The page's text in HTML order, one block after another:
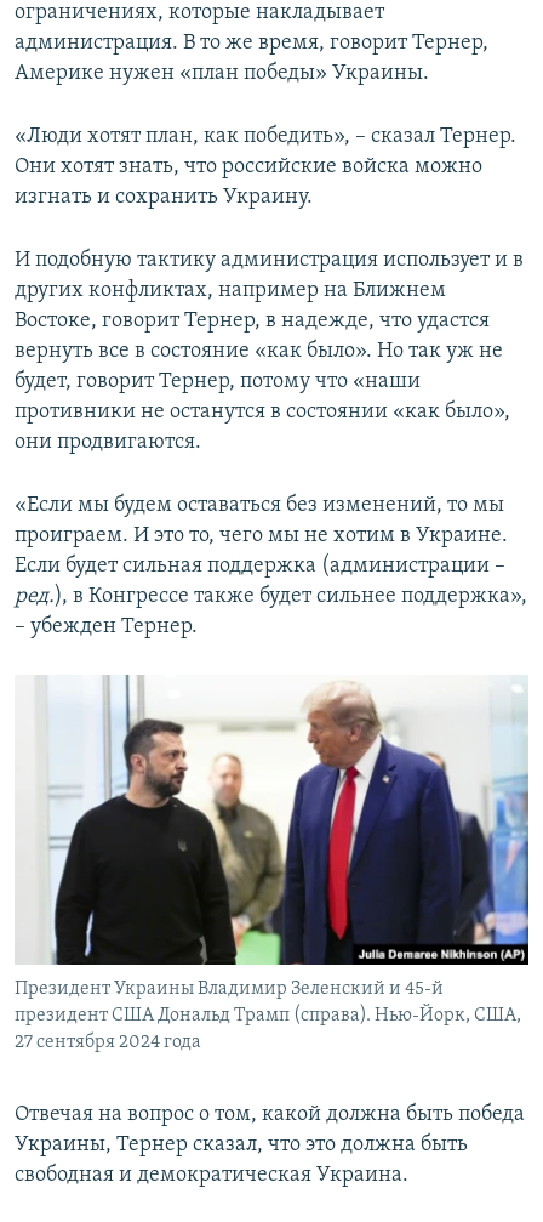
ограничениях, которые накладывает
администрация. В то же время, говорит Тернер,
Америке нужен «план победы» Украины.
«Люди хотят план, как победить», – сказал Тернер.
Они хотят знать, что российские войска можно
изгнать и сохранить Украину.
И подобную тактику администрация использует и в
других конфликтах, например на Ближнем
Востоке, говорит Тернер, в надежде, что удастся
вернуть все в состояние «как было». Но так уж не
будет, говорит Тернер, потому что «наши
противники не останутся в состоянии «как было»,
они продвигаются.
«Если мы будем оставаться без изменений, то мы
проиграем. И это то, чего мы не хотим в Украине.
Если будет сильная поддержка (администрации –
ред.), в Конгрессе также будет сильнее поддержка»,
– убежден Тернер.
Президент Украины Владимир Зеленский и 45-й
президент США Дональд Трамп (справа). Нью-Йорк, США,
27 сентября 2024 года
Отвечая на вопрос о том, какой должна быть победа
Украины, Тернер сказал, что это должна быть
свободная и демократическая Украина.